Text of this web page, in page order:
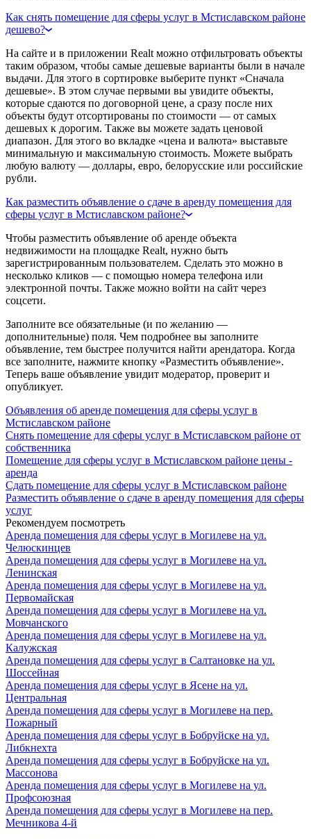
Как снять помещение для сферы услуг в Мстиславском районе
дешево?
На сайте и в приложении Realt можно отфильтровать объекты
таким образом, чтобы самые дешевые варианты были в начале
выдачи. Для этого в сортировке выберите пункт «Сначала
дешевые». В этом случае первыми вы увидите объекты,
которые сдаются по договорной цене, а сразу после них
объекты будут отсортированы по стоимости — от самых
дешевых к дорогим. Также вы можете задать ценовой
диапазон. Для этого во вкладке «цена и валюта» выставьте
минимальную и максимальную стоимость. Можете выбрать
любую валюту — доллары, евро, белорусские или российские
рубли.
Как разместить объявление о сдаче в аренду помещения для
сферы услуг в Мстиславском районе?
Чтобы разместить объявление об аренде объекта
недвижимости на площадке Realt, нужно быть
зарегистрированным пользователем. Сделать это можно в
несколько кликов — с помощью номера телефона или
электронной почты. Также можно войти на сайт через
соцсети.
Заполните все обязательные (и по желанию —
дополнительные) поля. Чем подробнее вы заполните
объявление, тем быстрее получится найти арендатора. Когда
все заполните, нажмите кнопку «Разместить объявление».
Теперь ваше объявление увидит модератор, проверит и
опубликует.
Объявления об аренде помещения для сферы услуг в
Мстиславском районе
Снять помещение для сферы услуг в Мстиславском районе от
собственника
Помещение для сферы услуг в Мстиславском районе цены -
аренда
Сдать помещение для сферы услуг в Мстиславском районе
Разместить объявление о сдаче в аренду помещения для сферы
услуг
Рекомендуем посмотреть
Аренда помещения для сферы услуг в Могилеве на ул.
Челюскинцев
Аренда помещения для сферы услуг в Могилеве на ул.
Ленинская
Аренда помещения для сферы услуг в Могилеве на ул.
Первомайская
Аренда помещения для сферы услуг в Могилеве на ул.
Мовчанского
Аренда помещения для сферы услуг в Могилеве на ул.
Калужская
Аренда помещения для сферы услуг в Салтановке на ул.
Шоссейная
Аренда помещения для сферы услуг в Ясене на ул.
Центральная
Аренда помещения для сферы услуг в Могилеве на пер.
Пожарный
Аренда помещения для сферы услуг в Бобруйске на ул.
Либкнехта
Аренда помещения для сферы услуг в Бобруйске на ул.
Массонова
Аренда помещения для сферы услуг в Могилеве на ул.
Профсоюзная
Аренда помещения для сферы услуг в Могилеве на пер.
Мечникова 4-й